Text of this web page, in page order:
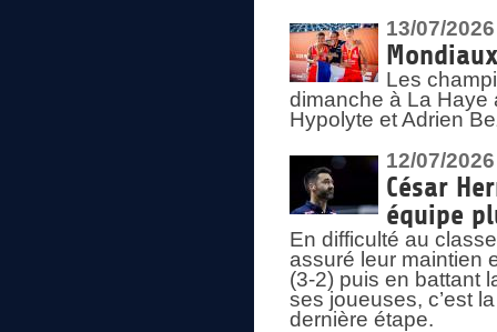
13/07/2026
Les
dimanche à La Haye
Hypolyte et Adrien
12/07/2026
César
équipe
En difficulté au
assuré leur maintien
(3-2) puis en battant
ses joueuses, c’est
dernière étape.